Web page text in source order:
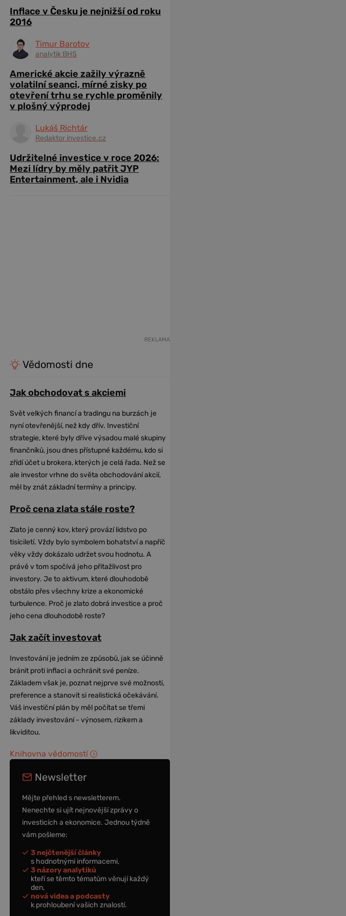
Inflace v Česku je nejnižší od roku
2016
Timur Barotov
analytik BHS
Americké akcie zažily výrazně
volatilní seanci, mírné zisky po
otevření trhu se rychle proměnily
v plošný výprodej
Lukáš Richtár
Redaktor investice.cz
Udržitelné investice v roce 2026:
Mezi lídry by měly patřit JYP
Entertainment, ale i Nvidia
REKLAMA
Vědomosti dne
Jak obchodovat s akciemi
Svět velkých financí a tradingu na burzách je
nyní otevřenější, než kdy dřív. Investiční
strategie, které byly dříve výsadou malé skupiny
finančníků, jsou dnes přístupné každému, kdo si
zřídí účet u brokera, kterých je celá řada. Než se
ale investor vrhne do světa obchodování akcií,
měl by znát základní termíny a principy.
Proč cena zlata stále roste?
Zlato je cenný kov, který provází lidstvo po
tisíciletí. Vždy bylo symbolem bohatství a napříč
věky vždy dokázalo udržet svou hodnotu. A
právě v tom spočívá jeho přitažlivost pro
investory. Je to aktivum, které dlouhodobě
obstálo přes všechny krize a ekonomické
turbulence. Proč je zlato dobrá investice a proč
jeho cena dlouhodobě roste?
Jak začít investovat
Investování je jedním ze způsobů, jak se účinně
bránit proti inflaci a ochránit své peníze.
Základem však je, poznat nejprve své možnosti,
preference a stanovit si realistická očekávání.
Váš investiční plán by měl počítat se třemi
základy investování - výnosem, rizikem a
likviditou.
Knihovna vědomostí
Newsletter
Mějte přehled s newsletterem.
Nenechte si ujít nejnovější zprávy o
investicích a ekonomice. Jednou týdně
vám pošleme:
3 nejčtenější články
s hodnotnými informacemi,
3 názory analytiků
kteří se těmto tématům věnují každý
den,
nová videa a podcasty
k prohloubení vašich znalostí.